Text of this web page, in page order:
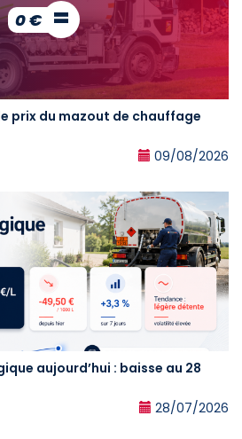
0 € =
prix du mazout de chauffage
09/08/2026
aujourd’hui : baisse au 28
28/07/2026